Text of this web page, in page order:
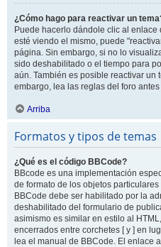
¿Cómo hago para reactivar un
Puede hacerlo dándole clic al
esté viendo el mismo, puede
página. Sin embargo, si no lo
sido deshabilitado o el tiempo para
aún. También es posible reactivar un
embargo, lea las reglas del foro
Arriba
Formatos y tipos de temas
¿Qué es el código BBCode?
BBcode es una implementación
de formato de los objetos
BBCode debe ser habilitado por la
deshabilitado del formulario de
asimismo es similar en estilo al
encerrados entre corchetes [ y ] en
lea el manual de BBCode. El enlace